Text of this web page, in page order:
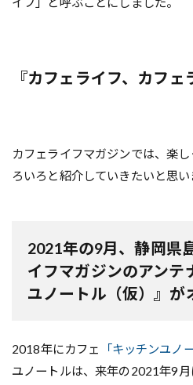
『カフェライフ、カフェ
カフェライフマガジンでは、楽
ろいろと紹介していきたいと思い
2021年の9月、静岡県
イフマガジンのアンテ
ユノートル（仮）』が
2018年にカフェ 「キッチンユノ
ユノートルは、来年の2021年9